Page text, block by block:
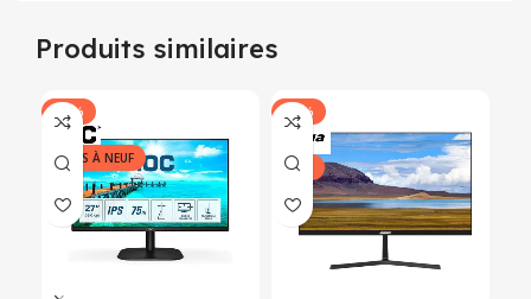
Produits similaires
-20%
REMIS À NEUF
-24%
NEUF